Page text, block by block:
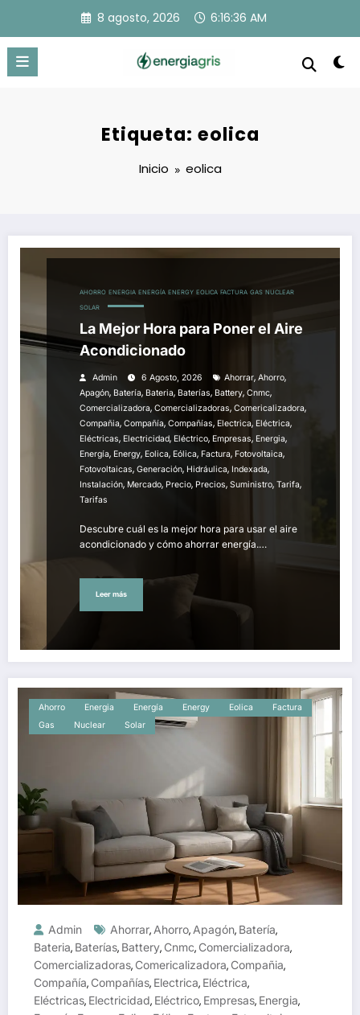
contenido
8 agosto, 2026 6:16:37 AM
Etiqueta: eolica
Inicio eolica
AHORRO ENERGIA ENERGÍA ENERGY EOLICA FACTURA GAS NUCLEAR
SOLAR
La Mejor Hora para Poner el Aire
Acondicionado
Admin 6 Agosto, 2026 Ahorrar, Ahorro,
Apagón, Batería, Bateria, Baterías, Battery, Cnmc,
Comercializadora, Comercializadoras, Comericalizadora,
Compañia, Compañía, Compañías, Electrica, Eléctrica,
Eléctricas, Electricidad, Eléctrico, Empresas, Energia,
Energía, Energy, Eolica, Eólica, Factura, Fotovoltaica,
Fotovoltaicas, Generación, Hidráulica, Indexada,
Instalación, Mercado, Precio, Precios, Suministro, Tarifa,
Tarifas
Descubre cuál es la mejor hora para usar el aire
acondicionado y cómo ahorrar energía.…
Leer más
Ahorro Energia Energía Energy Eolica
Factura
Gas
Nuclear Solar
Admin Ahorrar, Ahorro, Apagón, Batería,
Bateria, Baterías, Battery, Cnmc, Comercializadora,
Comercializadoras, Comericalizadora, Compañia,
Compañía, Compañías, Electrica, Eléctrica,
Eléctricas, Electricidad, Eléctrico, Empresas, Energia,